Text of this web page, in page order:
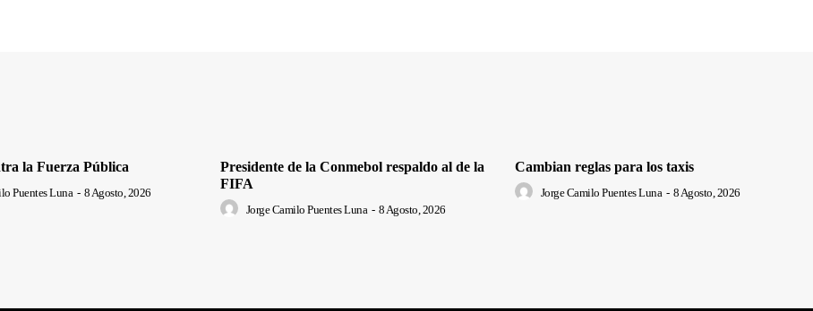
la Fuerza Pública
Puentes Luna - 8 Agosto, 2026
Presidente de la Conmebol respaldo al de la
FIFA
Jorge Camilo Puentes Luna - 8 Agosto, 2026
Cambian reglas para los taxis
Jorge Camilo Puentes Luna - 8 Agosto, 2026